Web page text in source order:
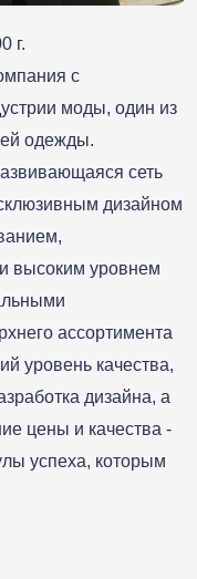
г.
с
моды, один из
одежды.
сеть
дизайном
высоким уровнем
ассортимента
уровень качества,
дизайна, а
цены и качества -
успеха, которым